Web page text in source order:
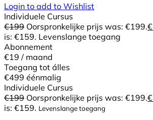
Login to add to Wishlist
Individuele Cursus
€199 Oorspronkelijke prijs was: €199.€
is: €159. Levenslange toegang
Abonnement
€19 / maand
Toegang tot álles
€499 éénmalig
Individuele Cursus
€199 Oorspronkelijke prijs was: €199.€
is: €159. Levenslange toegang